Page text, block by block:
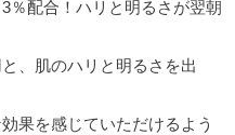
％配合！ハリと明るさが翌朝
、肌のハリと明るさを出
果を感じていただけるよう